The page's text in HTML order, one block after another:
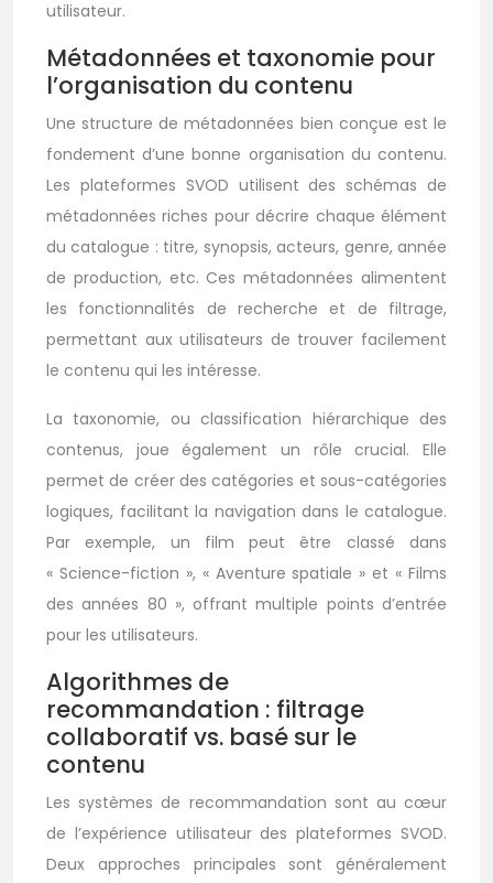
utilisateur.
Métadonnées et taxonomie pour
l’organisation du contenu
Une structure de métadonnées bien conçue est le
fondement d’une bonne organisation du contenu.
Les plateformes SVOD utilisent des schémas de
métadonnées riches pour décrire chaque élément
du catalogue : titre, synopsis, acteurs, genre, année
de production, etc. Ces métadonnées alimentent
les fonctionnalités de recherche et de filtrage,
permettant aux utilisateurs de trouver facilement
le contenu qui les intéresse.
La taxonomie, ou classification hiérarchique des
contenus, joue également un rôle crucial. Elle
permet de créer des catégories et sous-catégories
logiques, facilitant la navigation dans le catalogue.
Par exemple, un film peut être classé dans
« Science-fiction », « Aventure spatiale » et « Films
des années 80 », offrant multiple points d’entrée
pour les utilisateurs.
Algorithmes de
recommandation : filtrage
collaboratif vs. basé sur le
contenu
Les systèmes de recommandation sont au cœur
de l’expérience utilisateur des plateformes SVOD.
Deux approches principales sont généralement